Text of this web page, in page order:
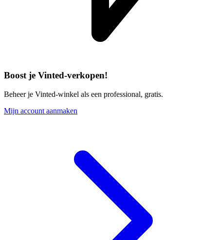
Boost je Vinted-verkopen!
Beheer je Vinted-winkel als een professional, gratis.
Mijn account aanmaken